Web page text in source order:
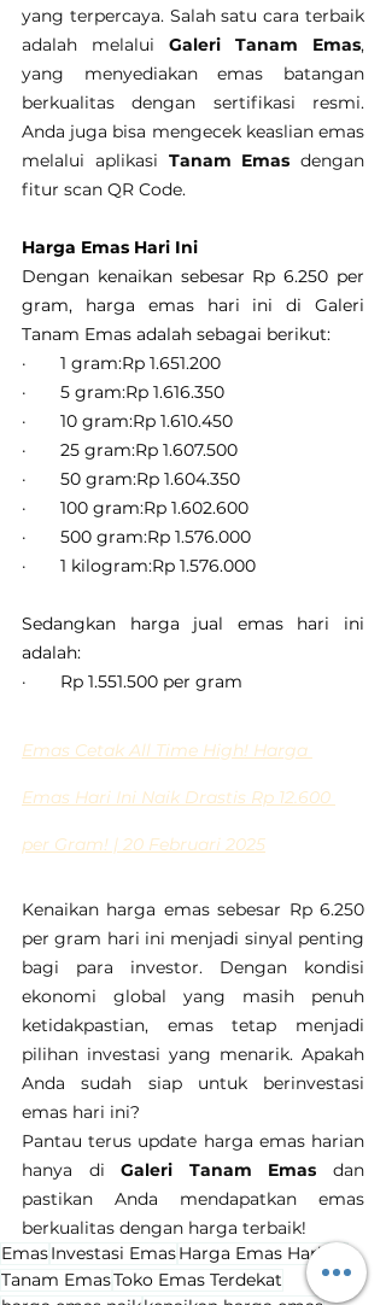
yang terpercaya. Salah satu cara terbaik
adalah melalui Galeri Tanam Emas,
yang menyediakan emas batangan
berkualitas dengan sertifikasi resmi.
Anda juga bisa mengecek keaslian emas
melalui aplikasi Tanam Emas dengan
fitur scan QR Code.
Harga Emas Hari Ini
Dengan kenaikan sebesar Rp 6.250 per
gram, harga emas hari ini di Galeri
Tanam Emas adalah sebagai berikut:
·       1 gram:Rp 1.651.200
·       5 gram:Rp 1.616.350
·       10 gram:Rp 1.610.450
·       25 gram:Rp 1.607.500
·       50 gram:Rp 1.604.350
·       100 gram:Rp 1.602.600
·       500 gram:Rp 1.576.000
·       1 kilogram:Rp 1.576.000
Sedangkan harga jual emas hari ini
adalah:
·       Rp 1.551.500 per gram
Emas Cetak All Time High! Harga
Emas Hari Ini Naik Drastis Rp 12.600
per Gram! | 20 Februari 2025
Kenaikan harga emas sebesar Rp 6.250
per gram hari ini menjadi sinyal penting
bagi para investor. Dengan kondisi
ekonomi global yang masih penuh
ketidakpastian, emas tetap menjadi
pilihan investasi yang menarik. Apakah
Anda sudah siap untuk berinvestasi
emas hari ini?
Pantau terus update harga emas harian
hanya di Galeri Tanam Emas dan
pastikan Anda mendapatkan emas
berkualitas dengan harga terbaik!
EmasInvestasi EmasHarga Emas Hari Ini
Tanam EmasToko Emas Terdekat